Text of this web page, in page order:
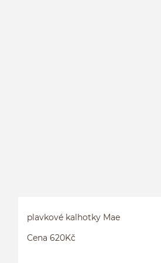
plavkové kalhotky Mae
Cena 620Kč